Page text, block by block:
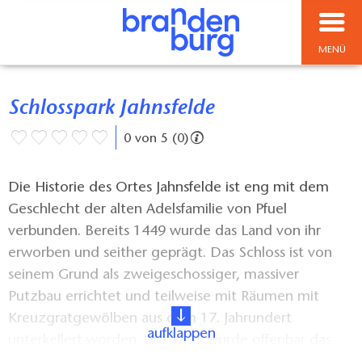
MENÜ
Schlosspark Jahnsfelde
0 von 5 (0)
Die Historie des Ortes Jahnsfelde ist eng mit dem
Geschlecht der alten Adelsfamilie von Pfuel
verbunden. Bereits 1449 wurde das Land von ihr
erworben und seither geprägt. Das Schloss ist von
seinem Grund als zweigeschossiger, massiver
Putzbau errichtet und teilweise mit Räumen mit
Kreuzgratgewölben aus dem 17. Jahrundert
unterkellert worden. Um 1831 wurde offenbar das
aufklappen